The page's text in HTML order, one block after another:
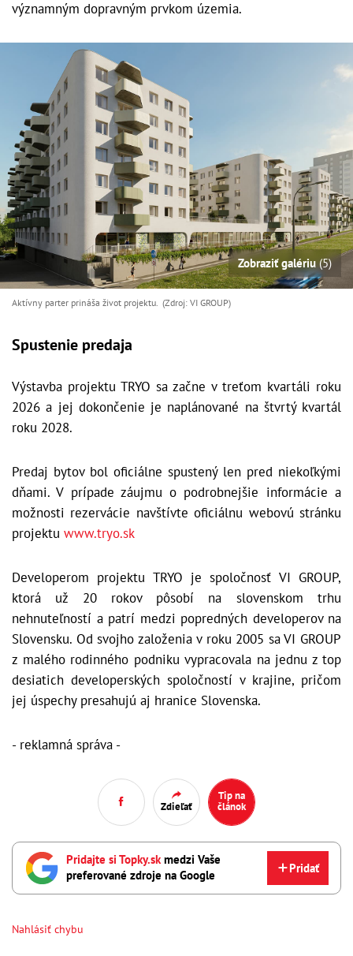
významným dopravným prvkom územia.
Zobraziť galériu(5)
Aktívny parter prináša život projektu. (Zdroj: VI GROUP)
Spustenie predaja
Výstavba projektu TRYO sa začne v treťom kvartáli roku
2026 a jej dokončenie je naplánované na štvrtý kvartál
roku 2028.
Predaj bytov bol oficiálne spustený len pred niekoľkými
dňami. V prípade záujmu o podrobnejšie informácie a
možnosti rezervácie navštívte oficiálnu webovú stránku
projektu www.tryo.sk
Developerom projektu TRYO je spoločnosť VI GROUP,
ktorá už 20 rokov pôsobí na slovenskom trhu
nehnuteľností a patrí medzi popredných developerov na
Slovensku. Od svojho založenia v roku 2005 sa VI GROUP
z malého rodinného podniku vypracovala na jednu z top
desiatich developerských spoločností v krajine, pričom
jej úspechy presahujú aj hranice Slovenska.
- reklamná správa -
Zdieľať
Tip na
článok
Pridajte si Topky.skmedzi Vaše
preferované zdroje na Google
Pridať
Nahlásiť chybu